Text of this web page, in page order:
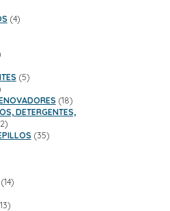
44
55
1818
productos
DETERGENTES,
32
productos3535
1414
1313